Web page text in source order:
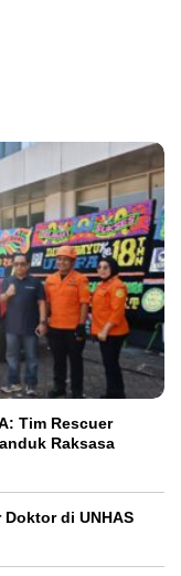
Tim Rescuer
Raksasa
Doktor di UNHAS